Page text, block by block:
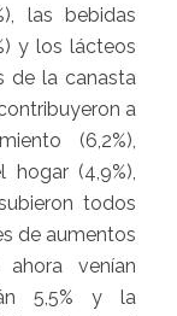
las bebidas
y los lácteos
de la canasta
a
(6,2%),
hogar (4,9%),
todos
de aumentos
venían
5,5% y la